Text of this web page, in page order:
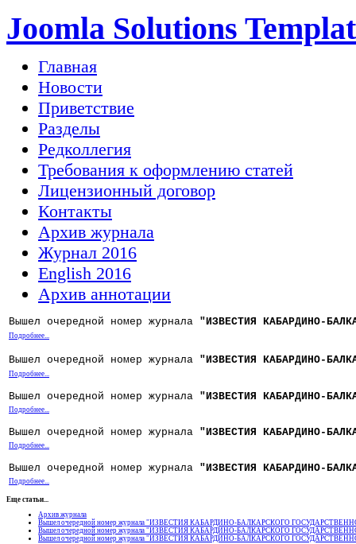
Joomla Solutions
Главная
Новости
Приветствие
Разделы
Редколлегия
Требования к оформлению статей
Лицензионный договор
Контакты
Архив журнала
Журнал 2016
English 2016
Архив аннотации
Вышел очередной номер журнала "ИЗВЕСТИЯ КАБАРДИНО-
Подробнее...
Вышел очередной номер журнала "ИЗВЕСТИЯ КАБАРДИНО-
Подробнее...
Вышел очередной номер журнала "ИЗВЕСТИЯ КАБАРДИНО-
Подробнее...
Вышел очередной номер журнала "ИЗВЕСТИЯ КАБАРДИНО-
Подробнее...
Вышел очередной номер журнала "ИЗВЕСТИЯ КАБАРДИНО-
Подробнее...
Еще статьи...
Архив журнала
Вышел очередной номер журнала "ИЗВЕСТИЯ КАБАРДИНО-БАЛКАРСКОГО
Вышел очередной номер журнала "ИЗВЕСТИЯ КАБАРДИНО-БАЛКАРСКОГО
Вышел очередной номер журнала "ИЗВЕСТИЯ КАБАРДИНО-БАЛКАРСКОГО